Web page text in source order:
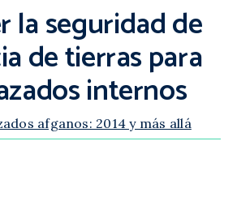
la seguridad de
de tierras para
internos
afganos: 2014 y más allá